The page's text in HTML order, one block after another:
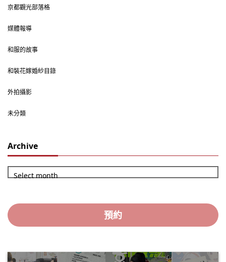
京都觀光部落格
媒體報導
和服的故事
和裝花嫁婚紗目錄
外拍攝影
未分類
Archive
Select month
預約